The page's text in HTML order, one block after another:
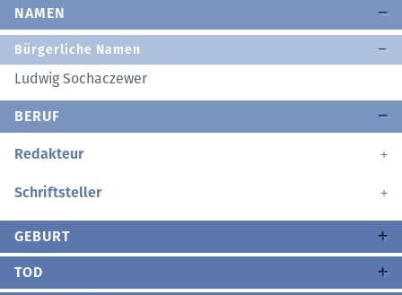
NAMEN
Bürgerliche Namen
Ludwig Sochaczewer
BERUF
Redakteur
Schriftsteller
GEBURT
TOD